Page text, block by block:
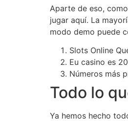
Aparte de eso,
jugar aquí. La
modo demo puede
Slots Online
Eu casino es
Números más
Todo lo
Ya hemos hecho